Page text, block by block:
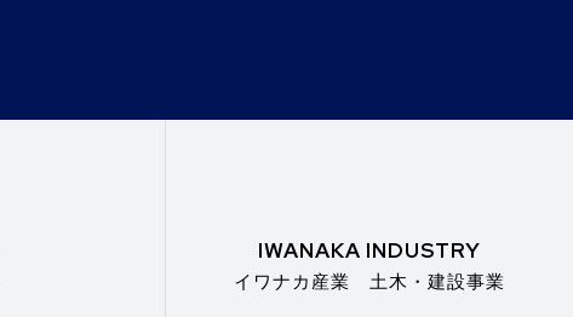
IWANAKA INDUSTRY
イワナカ産業 土木・建設事業